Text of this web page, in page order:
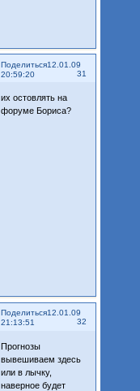
Поделиться
31
12.01.09
20:59:20
их остовлять на
форуме Бориса?
Поделиться
32
12.01.09
21:13:51
Прогнозы
вывешиваем здесь
или в лычку,
наверное будет